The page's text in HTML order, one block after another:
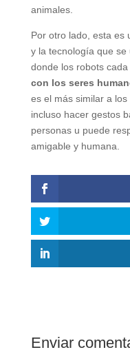
animales.
Por otro lado, esta es
y la tecnología que se
donde los robots
con los seres
es el más similar a
incluso hacer gestos
personas u puede
amigable y humana.
Enviar